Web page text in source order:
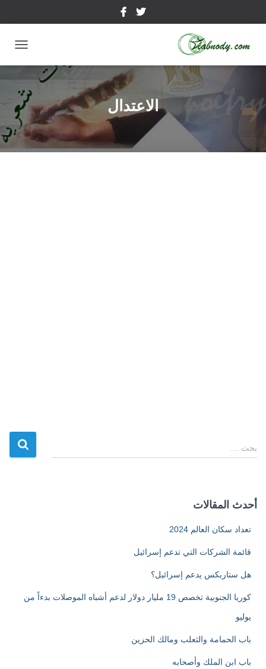
التنقل
الاعتدال
ل
ث
ع
بحث …
أحدث المقالات
تعداد سكان العالم 2024
قائمة الشركات التي تدعم إسرائيل
هل ستاربكس يدعم إسرائيل؟
كوريا الجنوبية تخصص 19 مليار دولار لدعم أشباه الموصلات بدءاً من
يوليو
باب الحمامة والثعلب ومالك الحزين
باب ابن الملك وأصحابه